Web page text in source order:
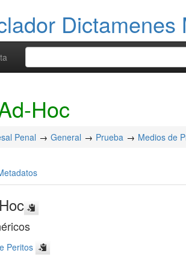
Dictamenes
Hoc
Penal General Prueba Medios de
Peritos